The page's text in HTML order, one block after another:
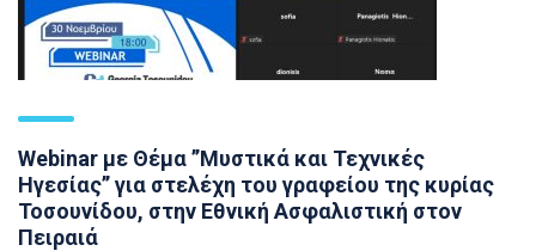
Webinar με Θέμα ’’Μυστικά και Τεχνικές
Ηγεσίας’’ για στελέχη του γραφείου της κυρίας
Τοσουνίδου, στην Εθνική Ασφαλιστική στον
Πειραιά